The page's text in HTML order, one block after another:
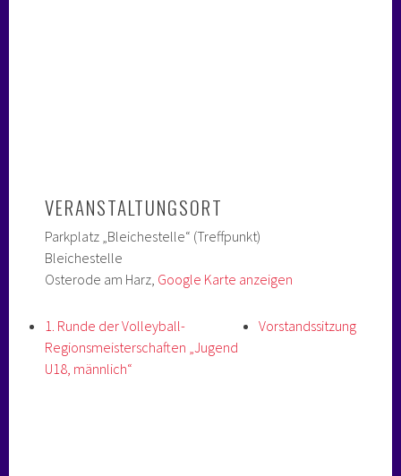
VERANSTALTUNGSORT
Parkplatz „Bleichestelle“ (Treffpunkt)
Bleichestelle
Osterode am Harz, Google Karte anzeigen
1. Runde der Volleyball-
Regionsmeisterschaften „Jugend
U18, männlich“
Vorstandssitzung